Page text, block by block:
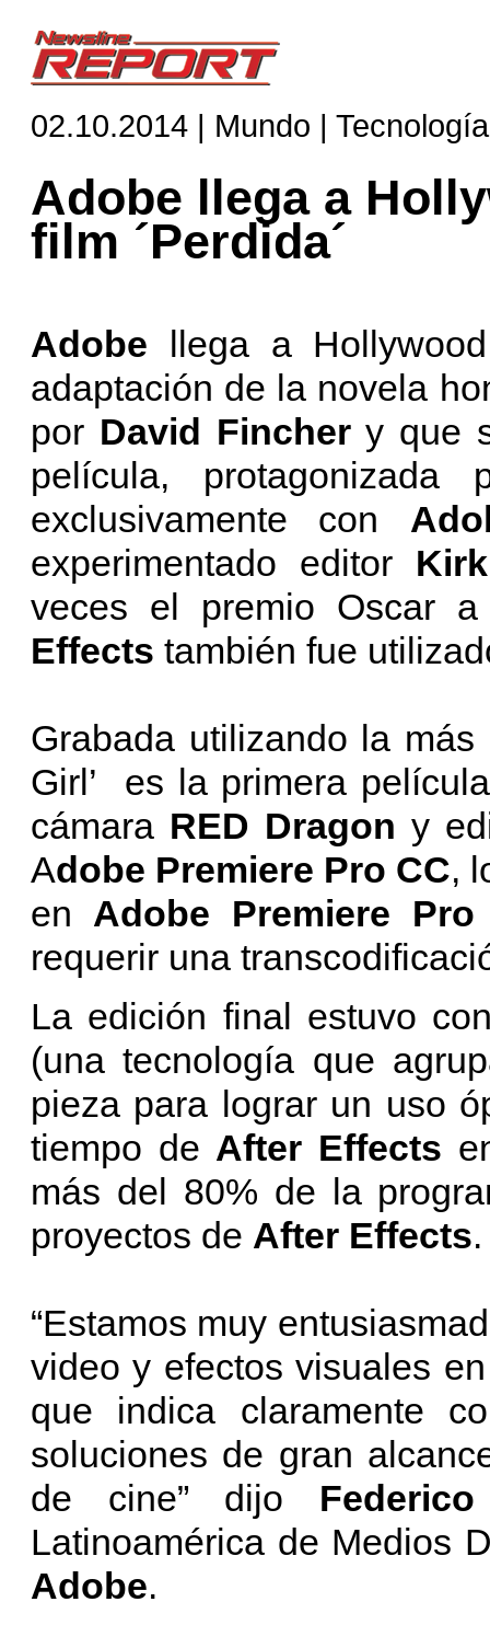
02.10.2014 | Mundo | Tecnología
Adobe llega a
film ´Perdida´
Adobe llega a
adaptación de la novela
por David Finchery que
película,
exclusivamente con
experimentado editor Kirk
veces el premio Oscar
Effects también fue
Grabada utilizando la más
Girl’ es la primera
cámara RED Dragon y
Adobe Premiere Pro CC,
en Adobe Premiere
requerir una
La edición final estuvo
(una tecnología que
pieza para lograr un uso
tiempo de After Effects
más del 80% de la
proyectos de After Effects.
“Estamos muy
video y efectos visuales
que indica claramente
soluciones de gran
de cine” dijo
Latinoamérica de Medios
Adobe.